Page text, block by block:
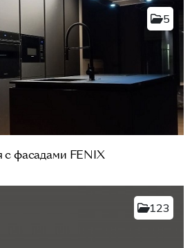
5
с фасадами FENIX
123